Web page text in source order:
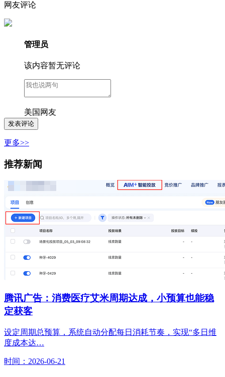
网友评论
管理员
该内容暂无评论
美国网友
更多>>
推荐新闻
腾讯广告：消费医疗艾米周期达成，小预算也能稳
定获客
设定周期总预算，系统自动分配每日消耗节奏，实现“多日维
度成本达…
时间：2026-06-21